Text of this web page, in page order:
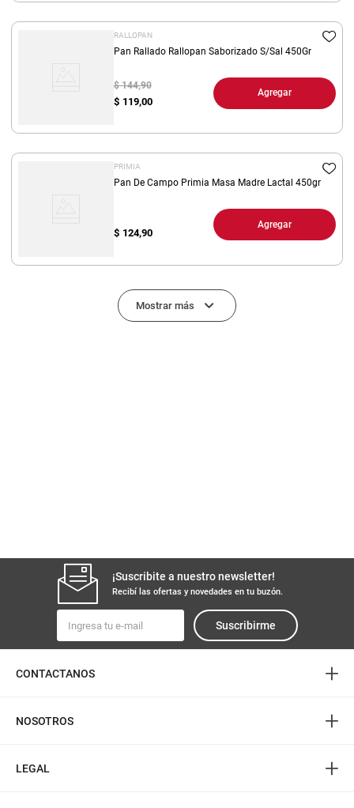
RALLOPAN
Pan Rallado Rallopan Saborizado S/Sal 450Gr
$ 119,00
$ 144,90
Agregar
PRIMIA
Pan De Campo Primia Masa Madre Lactal 450gr
$ 124,90
Agregar
Mostrar más
¡Suscribite a nuestro newsletter!
Recibí las ofertas y novedades en tu buzón.
Suscribirme
CONTACTANOS +
NOSOTROS +
LEGAL
+